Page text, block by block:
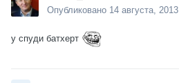
Опубликовано 14 августа, 2013
у спуди батхерт